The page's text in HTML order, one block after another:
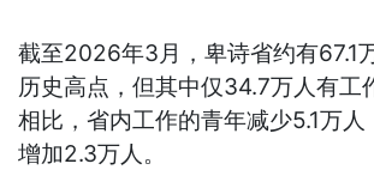
截至2026年3月，卑诗省约有67.1
历史高点，但其中仅34.7万人有工
相比，省内工作的青年减少5.1万人
增加2.3万人。